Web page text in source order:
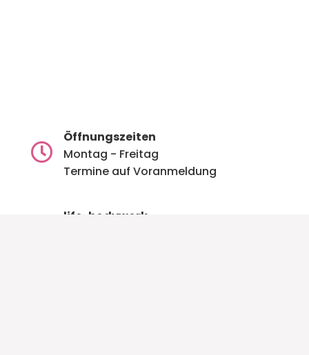

Öffnungszeiten
Montag - Freitag
Termine auf Voranmeldung
life-bodywork